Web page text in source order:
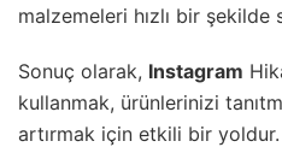
malzemeleri hızlı bir şekilde
Sonuç olarak, Instagram
kullanmak, ürünlerinizi
artırmak için etkili bir